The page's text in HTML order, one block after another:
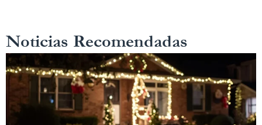
Noticias Recomendadas